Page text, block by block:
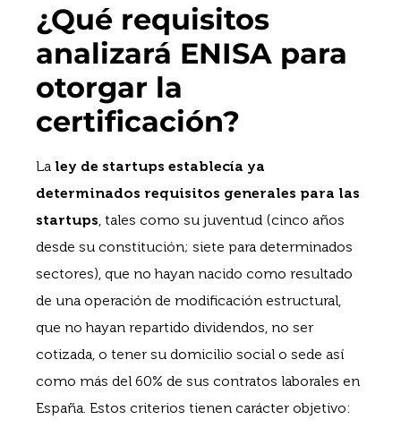
¿Qué requisitos
analizará ENISA para
otorgar la
certificación?
La ley de startups establecía ya
determinados requisitos generales para las
startups , tales como su juventud (cinco años
desde su constitución; siete para determinados
sectores), que no hayan nacido como resultado
de una operación de modificación estructural,
que no hayan repartido dividendos, no ser
cotizada, o tener su domicilio social o sede así
como más del 60% de sus contratos laborales en
España. Estos criterios tienen carácter objetivo: